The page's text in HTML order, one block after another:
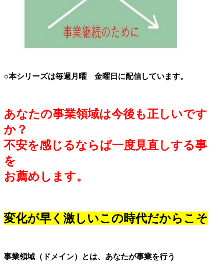
○本シリーズは毎週月曜 金曜日に配信しています。
あなたの事業領域は今後も正しいです
か？
不安を感じるならば一度見直しする事
を
お薦めします。
変化が早く激しいこの時代だからこそ
事業領域（ドメイン）とは、あなたが事業を行う